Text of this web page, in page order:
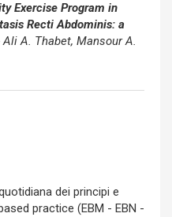
Exercise Program in
Recti Abdominis: a
Ali A. Thabet, Mansour A.
dei principi e
practice (EBM - EBN -